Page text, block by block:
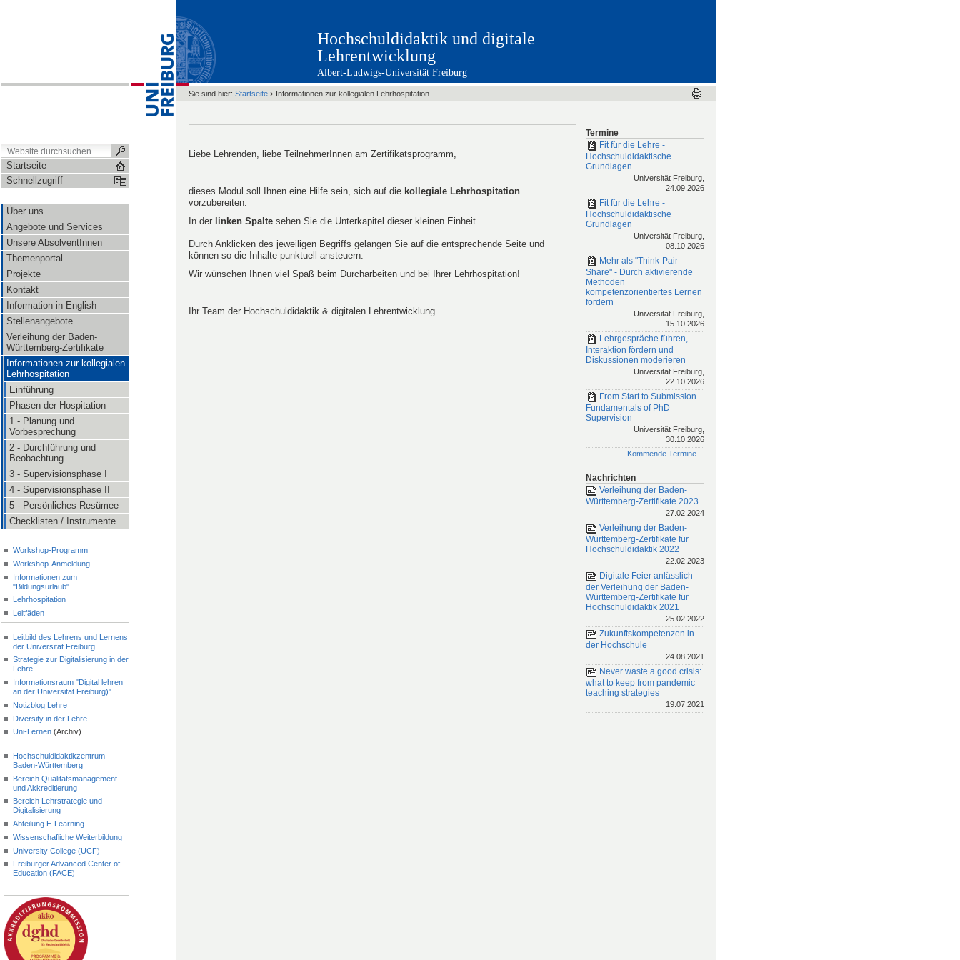
Startseite
Schnellzugriff
Über uns
Angebote und Services
Unsere AbsolventInnen
Themenportal
Projekte
Kontakt
Information in English
Stellenangebote
Verleihung der Baden-
Württemberg-Zertifikate
Informationen zur kollegialen
Lehrhospitation
Einführung
Phasen der Hospitation
1 - Planung und
Vorbesprechung
2 - Durchführung und
Beobachtung
3 - Supervisionsphase I
4 - Supervisionsphase II
5 - Persönliches Resümee
Checklisten / Instrumente
Workshop-Programm
Workshop-Anmeldung
Informationen zum
"Bildungsurlaub"
Lehrhospitation
Leitfäden
Leitbild des Lehrens und Lernens
der Universität Freiburg
Strategie zur Digitalisierung in der
Lehre
Informationsraum "Digital lehren
an der Universität Freiburg)"
Notizblog Lehre
Diversity in der Lehre
Uni-Lernen(Archiv)
Hochschuldidaktikzentrum
Baden-Württemberg
Bereich Qualitätsmanagement
und Akkreditierung
Bereich Lehrstrategie und
Digitalisierung
Abteilung E-Learning
Wissenschafliche Weiterbildung
University College (UCF)
Freiburger Advanced Center of
Education (FACE)
Hochschuldidaktik und digitale
Lehrentwicklung
Albert-Ludwigs-Universität Freiburg
Sie sind hier: Startseite › Informationen zur kollegialen Lehrhospitation
Liebe Lehrenden, liebe TeilnehmerInnen am Zertifikatsprogramm,
dieses Modul soll Ihnen eine Hilfe sein, sich auf die kollegiale Lehrhospitation
vorzubereiten.
In der linken Spalte sehen Sie die Unterkapitel dieser kleinen Einheit.
Durch Anklicken des jeweiligen Begriffs gelangen Sie auf die entsprechende Seite und
können so die Inhalte punktuell ansteuern.
Wir wünschen Ihnen viel Spaß beim Durcharbeiten und bei Ihrer Lehrhospitation!
Ihr Team der Hochschuldidaktik & digitalen Lehrentwicklung
Termine
Fit für die Lehre -
Hochschuldidaktische
Grundlagen
Universität Freiburg,
24.09.2026
Fit für die Lehre -
Hochschuldidaktische
Grundlagen
Universität Freiburg,
08.10.2026
Mehr als "Think-Pair-
Share" - Durch aktivierende
Methoden
kompetenzorientiertes Lernen
fördern
Universität Freiburg,
15.10.2026
Lehrgespräche führen,
Interaktion fördern und
Diskussionen moderieren
Universität Freiburg,
22.10.2026
From Start to Submission.
Fundamentals of PhD
Supervision
Universität Freiburg,
30.10.2026
Kommende Termine…
Nachrichten
Verleihung der Baden-
Württemberg-Zertifikate 2023
27.02.2024
Verleihung der Baden-
Württemberg-Zertifikate für
Hochschuldidaktik 2022
22.02.2023
Digitale Feier anlässlich
der Verleihung der Baden-
Württemberg-Zertifikate für
Hochschuldidaktik 2021
25.02.2022
Zukunftskompetenzen in
der Hochschule
24.08.2021
Never waste a good crisis:
what to keep from pandemic
teaching strategies
19.07.2021